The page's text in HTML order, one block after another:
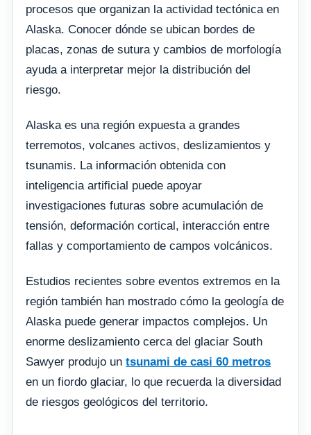
procesos que organizan la actividad tectónica en
Alaska. Conocer dónde se ubican bordes de
placas, zonas de sutura y cambios de morfología
ayuda a interpretar mejor la distribución del
riesgo.
Alaska es una región expuesta a grandes
terremotos, volcanes activos, deslizamientos y
tsunamis. La información obtenida con
inteligencia artificial puede apoyar
investigaciones futuras sobre acumulación de
tensión, deformación cortical, interacción entre
fallas y comportamiento de campos volcánicos.
Estudios recientes sobre eventos extremos en la
región también han mostrado cómo la geología de
Alaska puede generar impactos complejos. Un
enorme deslizamiento cerca del glaciar South
Sawyer produjo un tsunami de casi 60 metros
en un fiordo glaciar, lo que recuerda la diversidad
de riesgos geológicos del territorio.